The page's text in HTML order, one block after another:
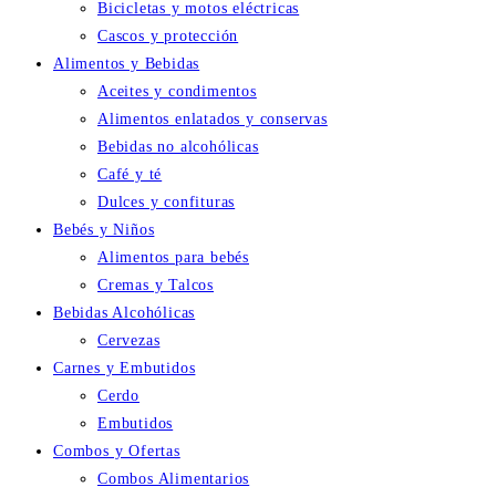
Bicicletas y motos eléctricas
Cascos y protección
Alimentos y Bebidas
Aceites y condimentos
Alimentos enlatados y conservas
Bebidas no alcohólicas
Café y té
Dulces y confituras
Bebés y Niños
Alimentos para bebés
Cremas y Talcos
Bebidas Alcohólicas
Cervezas
Carnes y Embutidos
Cerdo
Embutidos
Combos y Ofertas
Combos Alimentarios